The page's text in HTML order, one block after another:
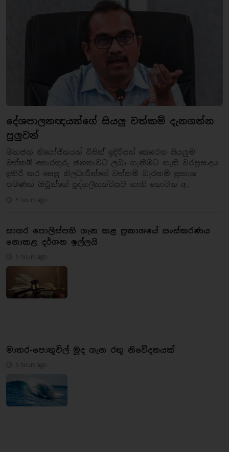
දේශපාලනඥයන්ගේ සියලු වත්කම් දැනගන්න
පුලුවන්
මහජන නියෝජිතයන් විසින් ඉදිරිපත් කෙරෙන සියලුම
වත්කම් තොරතුරු ජනතාවට ලබා ගැනීමට හැකි වරප්‍රසාදය
ඉතිරි කර සෙසු නිලධාරීන්ගේ වත්කම් බැරකම් ප්‍රකාශ
පමණක් ඔවුන්ගේ පුද්ගලිකත්වයට හානි නොවන අ..
5 hours ago
සාගර පොලිස්පති ගැන කළ ප්‍රකාශයේ සංස්කරණය
නොකළ දර්ශන ඉල්ලයි
5 hours ago
මාතර-පොතුවිල් මූද ගැන රතු නිවේදනයක්
5 hours ago